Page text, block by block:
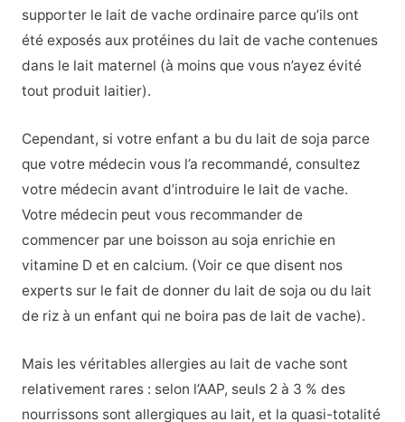
supporter le lait de vache ordinaire parce qu’ils ont
été exposés aux protéines du lait de vache contenues
dans le lait maternel (à moins que vous n’ayez évité
tout produit laitier).
Cependant, si votre enfant a bu du lait de soja parce
que votre médecin vous l’a recommandé, consultez
votre médecin avant d’introduire le lait de vache.
Votre médecin peut vous recommander de
commencer par une boisson au soja enrichie en
vitamine D et en calcium. (Voir ce que disent nos
experts sur le fait de donner du lait de soja ou du lait
de riz à un enfant qui ne boira pas de lait de vache).
Mais les véritables allergies au lait de vache sont
relativement rares : selon l’AAP, seuls 2 à 3 % des
nourrissons sont allergiques au lait, et la quasi-totalité